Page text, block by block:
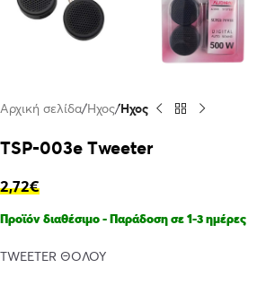
Αρχική σελίδα Ήχος Ήχος
TSP-003e Τweeter
2,72€
Προϊόν διαθέσιμο - Παράδοση σε 1-3 ημέρες
TWEETER ΘΟΛΟΥ